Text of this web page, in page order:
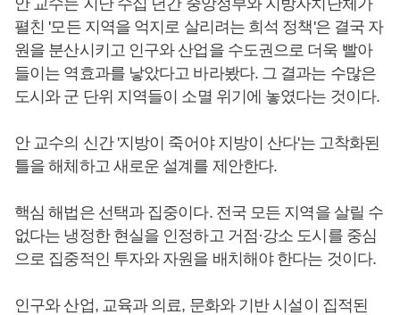
안 교수는 지난 수십 년간 중앙정부와 지방자치단체가
펼친 '모든 지역을 억지로 살리려는 희석 정책'은 결국 자
원을 분산시키고 인구와 산업을 수도권으로 더욱 빨아
들이는 역효과를 낳았다고 바라봤다. 그 결과는 수많은
도시와 군 단위 지역들이 소멸 위기에 놓였다는 것이다.
안 교수의 신간 '지방이 죽어야 지방이 산다'는 고착화된
틀을 해체하고 새로운 설계를 제안한다.
핵심 해법은 선택과 집중이다. 전국 모든 지역을 살릴 수
없다는 냉정한 현실을 인정하고 거점·강소 도시를 중심
으로 집중적인 투자와 자원을 배치해야 한다는 것이다.
인구와 산업, 교육과 의료, 문화와 기반 시설이 집적된